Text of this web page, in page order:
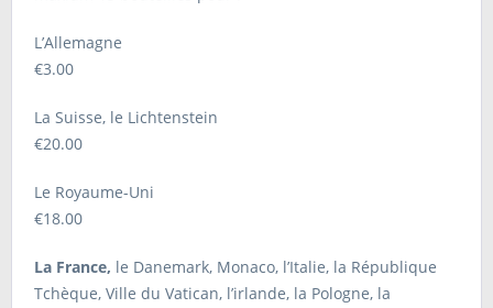
L’Allemagne
€3.00
La Suisse, le Lichtenstein
€20.00
Le Royaume-Uni
€18.00
La France, le Danemark, Monaco, l’Italie, la République
Tchèque, Ville du Vatican, l’irlande, la Pologne, la